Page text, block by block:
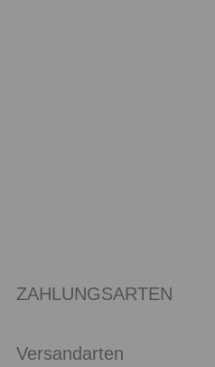
ZAHLUNGSARTEN
Versandarten